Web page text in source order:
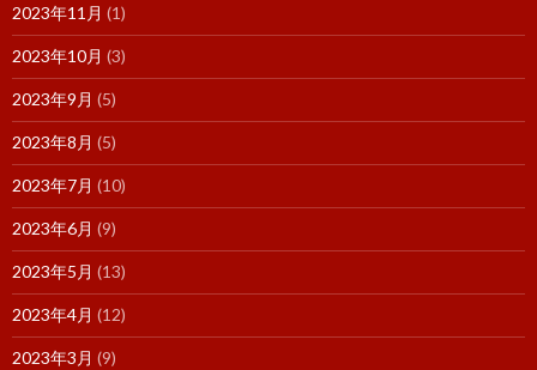
2023年11月 (1)
2023年10月 (3)
2023年9月 (5)
2023年8月 (5)
2023年7月 (10)
2023年6月 (9)
2023年5月 (13)
2023年4月 (12)
2023年3月 (9)